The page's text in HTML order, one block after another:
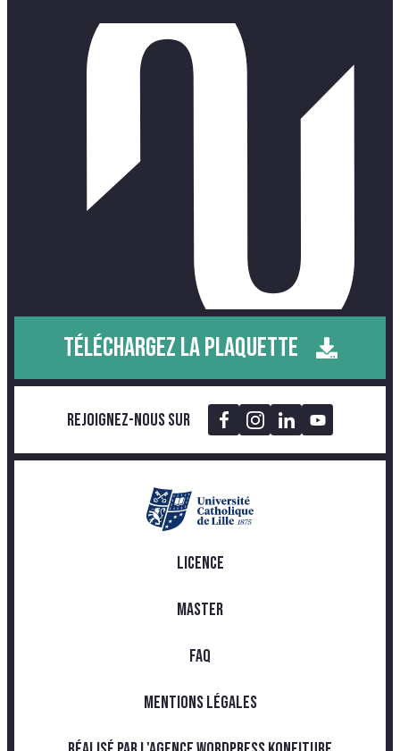
TÉLÉCHARGEZ LA PLAQUETTE
Rejoignez-nous sur
LICENCE
MASTER
FAQ
MENTIONS LÉGALES